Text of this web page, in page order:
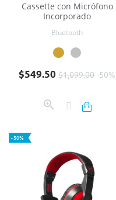
Cassette con Micrófono
Incorporado
Bluetooth
Precio base$1,099.00 -50%
Precio
$549.50
-50%